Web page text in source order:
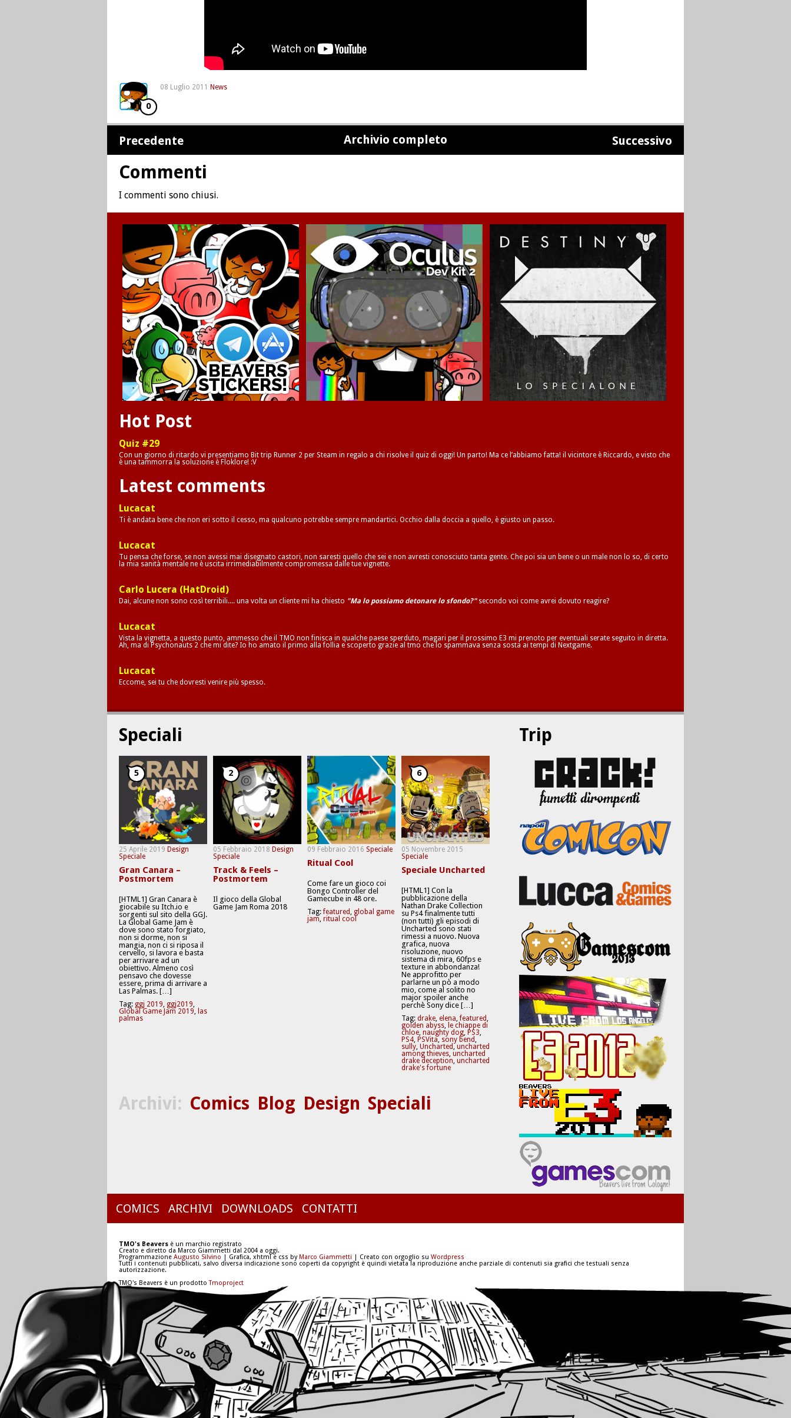
08 Luglio 2011 News
0
Precedente Archivio completo Successivo
Commenti
I commenti sono chiusi.
Hot Post
Quiz #29
Con un giorno di ritardo vi presentiamo Bit trip Runner 2 per Steam in regalo a chi risolve il quiz di oggi! Un parto! Ma ce l’abbiamo fatta! il vicintore è Riccardo, e visto che
è una tammorra la soluzione è Floklore! :V
Latest comments
Lucacat
Ti è andata bene che non eri sotto il cesso, ma qualcuno potrebbe sempre mandartici. Occhio dalla doccia a quello, è giusto un passo.
Lucacat
Tu pensa che forse, se non avessi mai disegnato castori, non saresti quello che sei e non avresti conosciuto tanta gente. Che poi sia un bene o un male non lo so, di certo
la mia sanità mentale ne è uscita irrimediabilmente compromessa dalle tue vignette.
Carlo Lucera (HatDroid)
Dai, alcune non sono così terribili.... una volta un cliente mi ha chiesto "Ma lo possiamo detonare lo sfondo?"secondo voi come avrei dovuto reagire?
Lucacat
Vista la vignetta, a questo punto, ammesso che il TMO non finisca in qualche paese sperduto, magari per il prossimo E3 mi prenoto per eventuali serate seguito in diretta.
Ah, ma di Psychonauts 2 che mi dite? Io ho amato il primo alla follia e scoperto grazie al tmo che lo spammava senza sosta ai tempi di Nextgame.
Lucacat
Eccome, sei tu che dovresti venire più spesso.
Trip
Speciali
25 Aprile 2019 Design
Speciale
5
Gran Canara –
Postmortem
[HTML1] Gran Canara è
giocabile su Itch.io e
sorgenti sul sito della GGJ.
La Global Game Jam è
dove sono stato forgiato,
non si dorme, non si
mangia, non ci si riposa il
cervello, si lavora e basta
per arrivare ad un
obiettivo. Almeno così
pensavo che dovesse
essere, prima di arrivare a
Las Palmas. […]
Tag: ggj 2019, ggj2019,
Global Game Jam 2019, las
palmas
05 Febbraio 2018 Design
Speciale
2
Track & Feels –
Postmortem
Il gioco della Global
Game Jam Roma 2018
09 Febbraio 2016 Speciale
Ritual Cool
Come fare un gioco coi
Bongo Controller del
Gamecube in 48 ore.
Tag:featured, global game
jam, ritual cool
05 Novembre 2015
Speciale
6
Speciale Uncharted
[HTML1] Con la
pubblicazione della
Nathan Drake Collection
su Ps4 finalmente tutti
(non tutti) gli episodi di
Uncharted sono stati
rimessi a nuovo. Nuova
grafica, nuova
risoluzione, nuovo
sistema di mira, 60fps e
texture in abbondanza!
Ne approfitto per
parlarne un pò a modo
mio, come al solito no
major spoiler anche
perchè Sony dice […]
Tag: drake, elena,featured,
golden abyss, le chiappe di
chloe, naughty dog, PS3,
PS4, PSVita, sony bend,
sully, Uncharted, uncharted
among thieves, uncharted
drake deception, uncharted
drake's fortune
Archivi: Comics Blog Design Speciali
COMICS ARCHIVI DOWNLOADS CONTATTI
TMO's Beavers è un marchio registrato
Creato e diretto da Marco Giammetti dal 2004 a oggi.
Programmazione Augusto Silvino | Grafica, xhtml e css byMarco Giammetti | Creato con orgoglio su Wordpress
Tutti i contenuti pubblicati, salvo diversa indicazione sono coperti da copyright è quindi vietata la riproduzione anche parziale di contenuti sia grafici che testuali senza
autorizzazione.
TMO's Beavers è un prodottoTmoproject